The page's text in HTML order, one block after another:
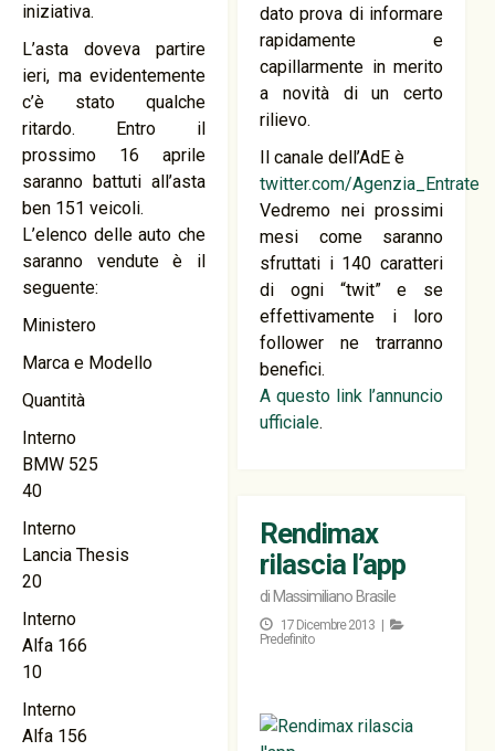
iniziativa.
L’asta doveva partire
ieri, ma evidentemente
c’è stato qualche
ritardo. Entro il
prossimo 16 aprile
saranno battuti all’asta
ben 151 veicoli.
L’elenco delle auto che
saranno vendute è il
seguente:
Ministero
Marca e Modello
Quantità
Interno
BMW 525
40
Interno
Lancia Thesis
20
Interno
Alfa 166
10
Interno
Alfa 156
dato prova di informare
rapidamente e
capillarmente in merito
a novità di un certo
rilievo.
Il canale dell’AdE è
twitter.com/Agenzia_Entrate
Vedremo nei prossimi
mesi come saranno
sfruttati i 140 caratteri
di ogni “twit” e se
effettivamente i loro
follower ne trarranno
benefici.
A questo link l’annuncio
ufficiale.
Rendimax
rilascia l’app
di Massimiliano Brasile
17 Dicembre 2013 |
Predefinito